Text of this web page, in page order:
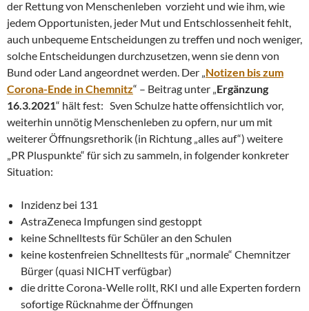
der Rettung von Menschenleben vorzieht und wie ihm, wie
jedem Opportunisten, jeder Mut und Entschlossenheit fehlt,
auch unbequeme Entscheidungen zu treffen und noch weniger,
solche Entscheidungen durchzusetzen, wenn sie denn von
Bund oder Land angeordnet werden. Der „ Notizen bis zum
Corona-Ende in Chemnitz“ – Beitrag unter „ Ergänzung
16.3.2021“ hält fest: Sven Schulze hatte offensichtlich vor,
weiterhin unnötig Menschenleben zu opfern, nur um mit
weiterer Öffnungsrethorik (in Richtung „alles auf“) weitere
„PR Pluspunkte“ für sich zu sammeln, in folgender konkreter
Situation:
Inzidenz bei 131
AstraZeneca Impfungen sind gestoppt
keine Schnelltests für Schüler an den Schulen
keine kostenfreien Schnelltests für „normale“ Chemnitzer
Bürger (quasi NICHT verfügbar)
die dritte Corona-Welle rollt, RKI und alle Experten fordern
sofortige Rücknahme der Öffnungen